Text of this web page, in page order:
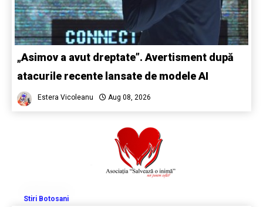
„Asimov a avut dreptate”. Avertisment după
atacurile recente lansate de modele AI
Estera Vicoleanu Aug 08, 2026
Stiri Botosani